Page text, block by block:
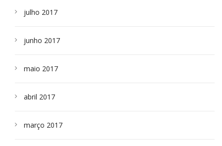
julho 2017
junho 2017
maio 2017
abril 2017
março 2017